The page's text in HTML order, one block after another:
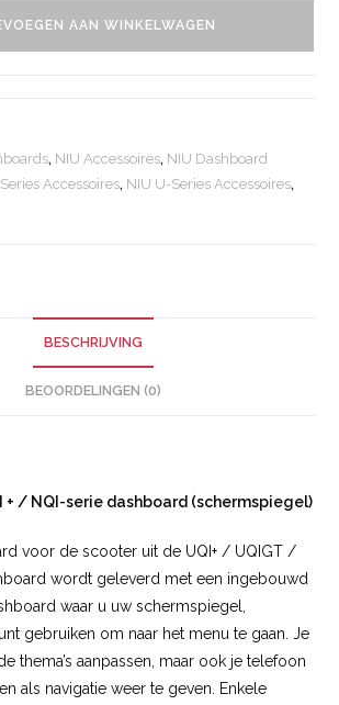
AAN WINKELWAGEN
, NIU Accessoires, NIU Dashboard
Accessoires, NIU U-Series Accessoires,
BESCHRIJVING
BEOORDELINGEN (0)
+ / NQI-serie dashboard (schermspiegel)
voor de scooter uit de UQI+ / UQIGT /
wordt geleverd met een ingebouwd
waar u uw schermspiegel,
gebruiken om naar het menu te gaan. Je
thema’s aanpassen, maar ook je telefoon
als navigatie weer te geven. Enkele